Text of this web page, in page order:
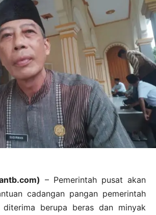
– Pemerintah pusat akan
cadangan pangan pemerintah
diterima berupa beras dan minyak